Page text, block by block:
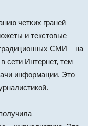
четких граней
и текстовые
СМИ – на
сети Интернет, тем
информации. Это